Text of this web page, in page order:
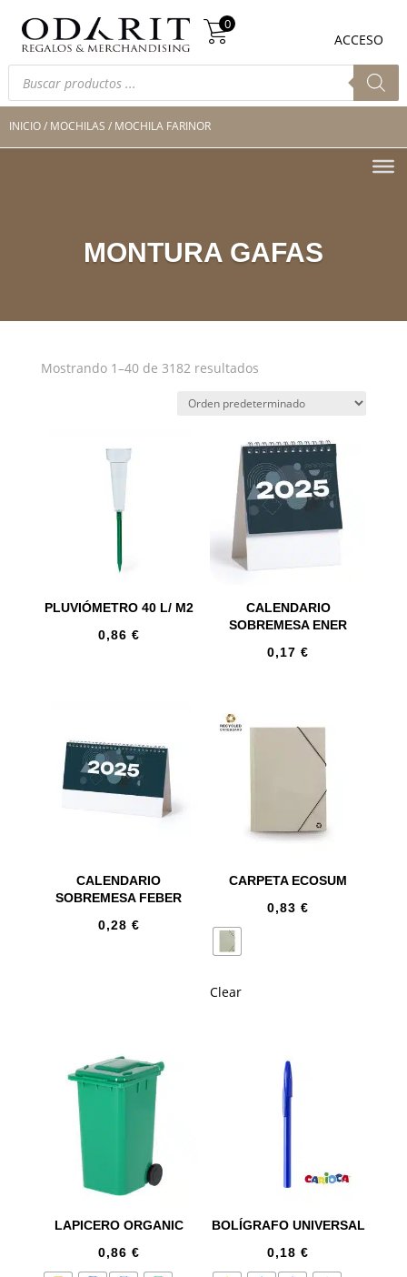
Búsqueda
de
productos
0
ACCESO
0
Búsqueda
productos
INICIO/ MOCHILAS / MOCHILA FARINOR
MONTURA GAFAS
Mostrando 1–40 de 3182 resultados
PLUVIÓMETRO 40 L/ M2
0,86 €
CALENDARIO
SOBREMESA ENER
0,17€
CALENDARIO
SOBREMESA FEBER
0,28 €
CARPETA ECOSUM
0,83€
Clear
LAPICERO ORGANIC
0,86 €
BOLÍGRAFO UNIVERSAL
0,18€